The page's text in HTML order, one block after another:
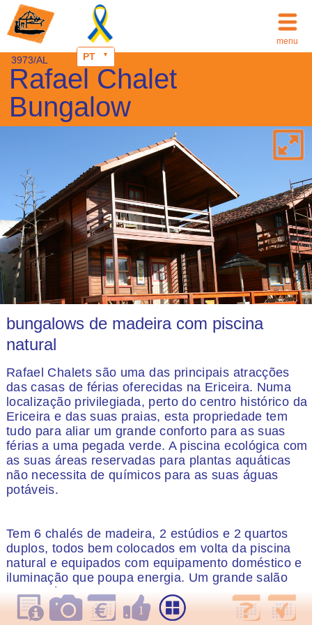
PT
3973/AL
Rafael Chalet
Bungalow
bungalows de madeira com piscina
natural
Rafael Chalets são uma das principais atracções
das casas de férias oferecidas na Ericeira. Numa
localização privilegiada, perto do centro histórico da
Ericeira e das suas praias, esta propriedade tem
tudo para aliar um grande conforto para as suas
férias a uma pegada verde. A piscina ecológica com
as suas áreas reservadas para plantas aquáticas
não necessita de químicos para as suas águas
potáveis.
Tem 6 chalés de madeira, 2 estúdios e 2 quartos
duplos, todos bem colocados em volta da piscina
natural e equipados com equipamento doméstico e
iluminação que poupa energia. Um grande salão
comunitário oferece canto de leitura, mesa de
bilhar, TV de ecrã grande com som ambiente, bar,
área lounge e adega disponível para todos os
1
menu